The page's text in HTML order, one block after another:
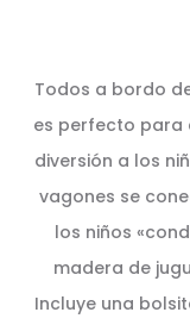
Todos a bordo
es perfecto para
diversión a los
vagones se
los niños
madera de
Incluye una